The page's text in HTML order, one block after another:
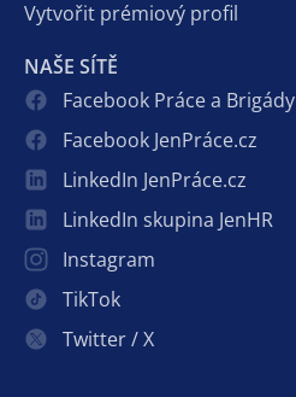
Vytvořit prémiový profil
NAŠE SÍTĚ
Facebook Práce a Brigády
Facebook JenPráce.cz
LinkedIn JenPráce.cz
LinkedIn skupina JenHR
Instagram
TikTok
Twitter / X